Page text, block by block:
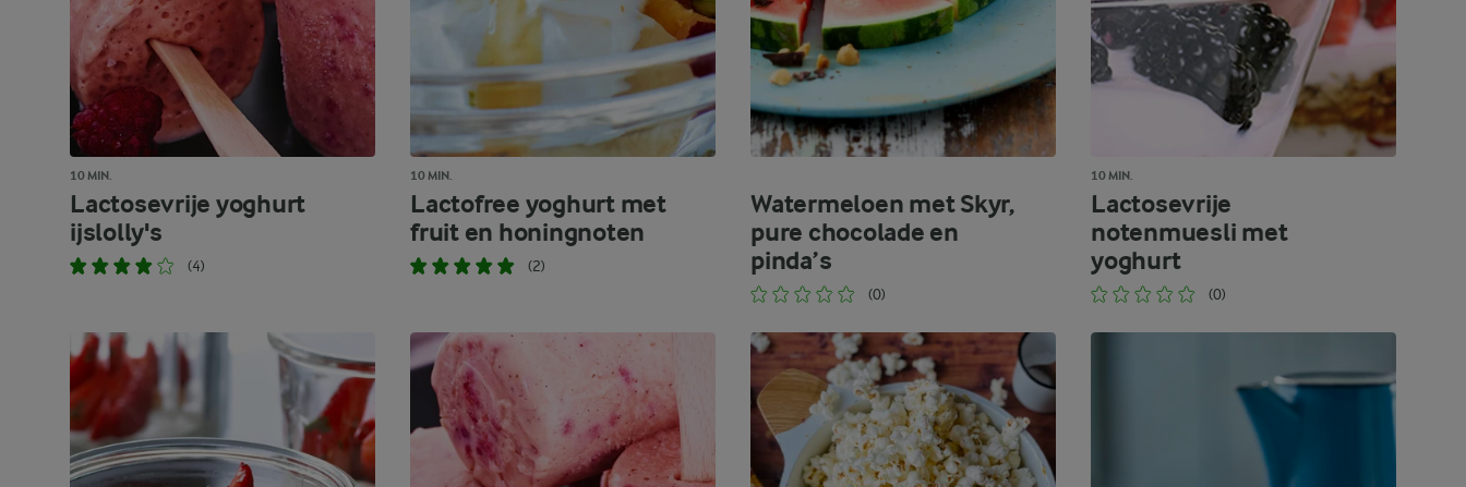
10 MIN.
Lactosevrije yoghurt
ijslolly's
(4)
10 MIN.
Lactofree yoghurt met
fruit en honingnoten
(2)
Watermeloen met Skyr,
pure chocolade en
pinda’s
(0)
10 MIN.
Lactosevrije
notenmuesli met
yoghurt
(0)